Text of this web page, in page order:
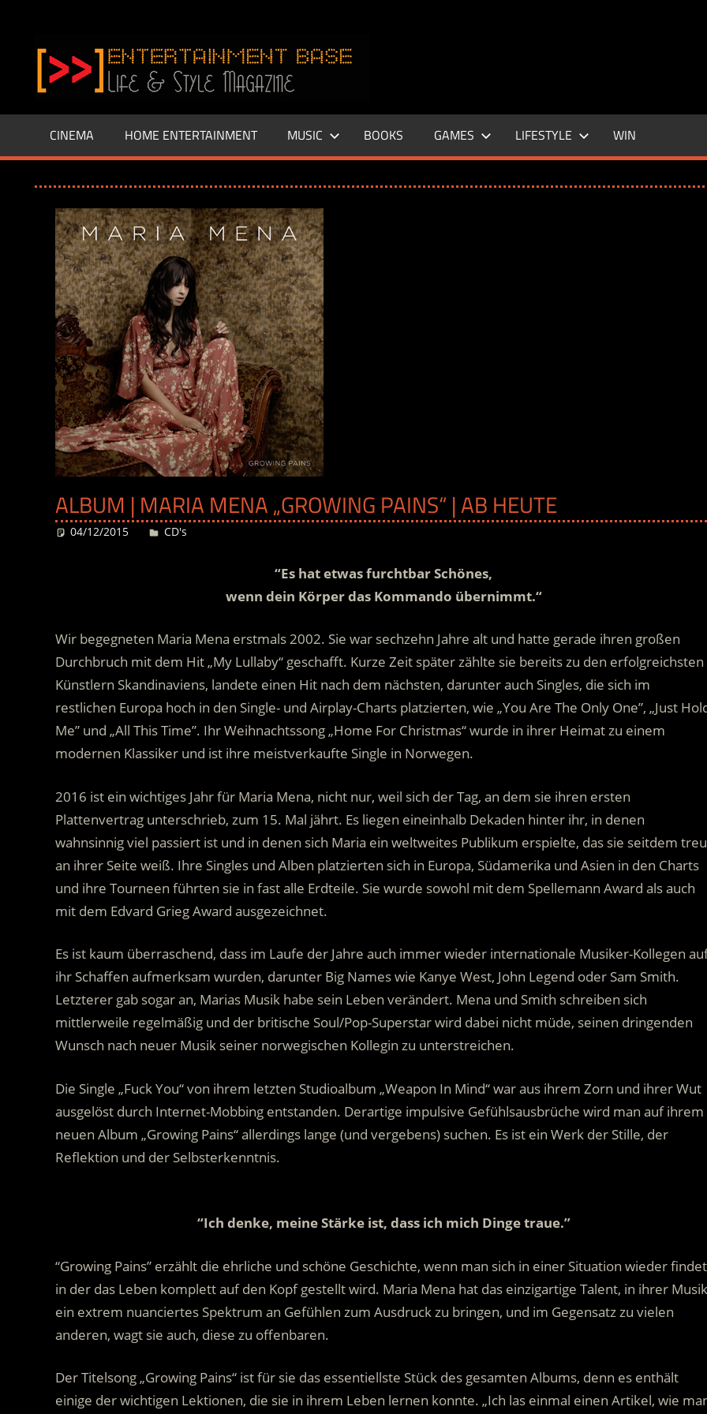
springen
–
LIFE
Base.de
CINEMA HOME ENTERTAINMENT MUSIC BOOKS GAMES LIFESTYLE WIN
ALBUM | MARIA MENA „GROWING PAINS“ | AB HEUTE
04/12/2015 Desiree
CD's
“Es hat etwas furchtbar Schönes,
wenn dein Körper das Kommando übernimmt.“
Wir begegneten Maria Mena erstmals 2002. Sie war sechzehn Jahre alt und hatte gerade ihren großen
Durchbruch mit dem Hit „My Lullaby“ geschafft. Kurze Zeit später zählte sie bereits zu den erfolgreichsten
Künstlern Skandinaviens, landete einen Hit nach dem nächsten, darunter auch Singles, die sich im
restlichen Europa hoch in den Single- und Airplay-Charts platzierten, wie „You Are The Only One”, „Just
Me” und „All This Time”. Ihr Weihnachtssong „Home For Christmas“ wurde in ihrer Heimat zu einem
modernen Klassiker und ist ihre meistverkaufte Single in Norwegen.
2016 ist ein wichtiges Jahr für Maria Mena, nicht nur, weil sich der Tag, an dem sie ihren ersten
Plattenvertrag unterschrieb, zum 15. Mal jährt. Es liegen eineinhalb Dekaden hinter ihr, in denen
wahnsinnig viel passiert ist und in denen sich Maria ein weltweites Publikum erspielte, das sie seitdem treu
an ihrer Seite weiß. Ihre Singles und Alben platzierten sich in Europa, Südamerika und Asien in den Charts
und ihre Tourneen führten sie in fast alle Erdteile. Sie wurde sowohl mit dem Spellemann Award als auch
mit dem Edvard Grieg Award ausgezeichnet.
Es ist kaum überraschend, dass im Laufe der Jahre auch immer wieder internationale Musiker-Kollegen
ihr Schaffen aufmerksam wurden, darunter Big Names wie Kanye West, John Legend oder Sam Smith.
Letzterer gab sogar an, Marias Musik habe sein Leben verändert. Mena und Smith schreiben sich
mittlerweile regelmäßig und der britische Soul/Pop-Superstar wird dabei nicht müde, seinen dringenden
Wunsch nach neuer Musik seiner norwegischen Kollegin zu unterstreichen.
Die Single „Fuck You“ von ihrem letzten Studioalbum „Weapon In Mind“ war aus ihrem Zorn und ihrer Wut
ausgelöst durch Internet-Mobbing entstanden. Derartige impulsive Gefühlsausbrüche wird man auf ihrem
neuen Album „Growing Pains“ allerdings lange (und vergebens) suchen. Es ist ein Werk der Stille, der
Reflektion und der Selbsterkenntnis.
“Ich denke, meine Stärke ist, dass ich mich Dinge traue.”
“Growing Pains” erzählt die ehrliche und schöne Geschichte, wenn man sich in einer Situation wieder
in der das Leben komplett auf den Kopf gestellt wird. Maria Mena hat das einzigartige Talent, in ihrer Musik
ein extrem nuanciertes Spektrum an Gefühlen zum Ausdruck zu bringen, und im Gegensatz zu vielen
anderen, wagt sie auch, diese zu offenbaren.
Der Titelsong „Growing Pains“ ist für sie das essentiellste Stück des gesamten Albums, denn es enthält
einige der wichtigen Lektionen, die sie in ihrem Leben lernen konnte. „Ich las einmal einen Artikel, wie